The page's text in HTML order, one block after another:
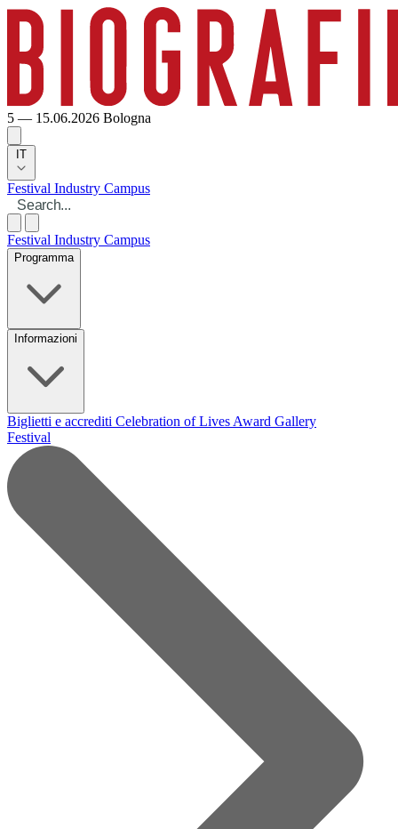
5 — 15.06.2026 Bologna
IT
Festival Industry Campus
Festival Industry Campus
Programma
Informazioni
Biglietti e accrediti Celebration of Lives Award Gallery
Festival